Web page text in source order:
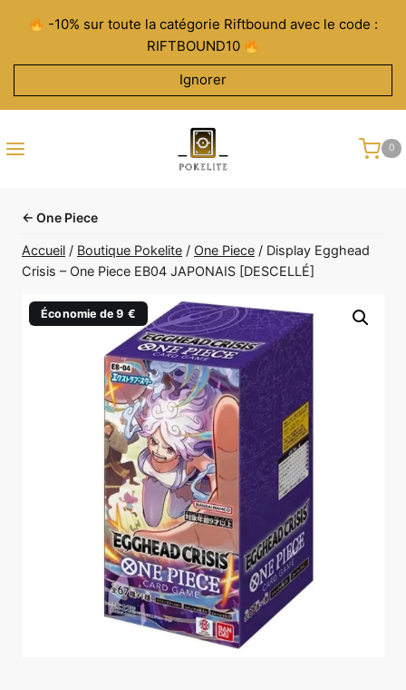
contenu
-10% sur toute la catégorie Riftbound avec le code :
RIFTBOUND10
Ignorer
0
← One Piece
Accueil / Boutique Pokelite / One Piece / Display Egghead
Crisis – One Piece EB04 JAPONAIS [DESCELLÉ]
Économie de 9 €